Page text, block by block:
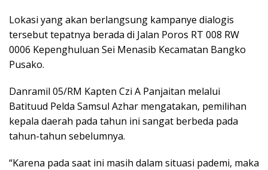
Lokasi yang akan berlangsung kampanye dialogis
tersebut tepatnya berada di Jalan Poros RT 008 RW
0006 Kepenghuluan Sei Menasib Kecamatan Bangko
Pusako.
Danramil 05/RM Kapten Czi A Panjaitan melalui
Batituud Pelda Samsul Azhar mengatakan, pemilihan
kepala daerah pada tahun ini sangat berbeda pada
tahun-tahun sebelumnya.
“Karena pada saat ini masih dalam situasi pademi, maka